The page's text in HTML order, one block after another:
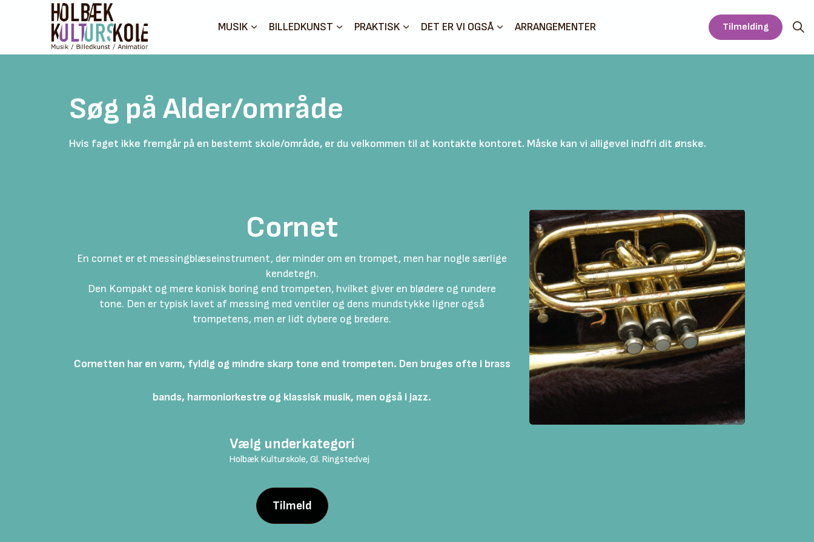
MUSIK BILLEDKUNST PRAKTISK DET ER VI OGSÅ ARRANGEMENTER Tilmelding
Søg på Alder/område
Hvis faget ikke fremgår på en bestemt skole/område, er du velkommen til at kontakte kontoret. Måske kan vi alligevel indfri dit ønske.
Cornet
En cornet er et messingblæseinstrument, der minder om en trompet, men har nogle særlige
kendetegn.
Den Kompakt og mere konisk boring end trompeten, hvilket giver en blødere og rundere
tone. Den er typisk lavet af messing med ventiler og dens mundstykke ligner også
trompetens, men er lidt dybere og bredere.
Cornetten har en varm, fyldig og mindre skarp tone end trompeten. Den bruges ofte i brass
bands, harmoniorkestre og klassisk musik, men også i jazz.
Vælg underkategori
Holbæk Kulturskole, Gl. Ringstedvej
Tilmeld